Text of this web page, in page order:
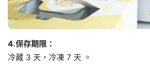
4.保存期限：
冷藏 3 天，冷凍 7 天 。